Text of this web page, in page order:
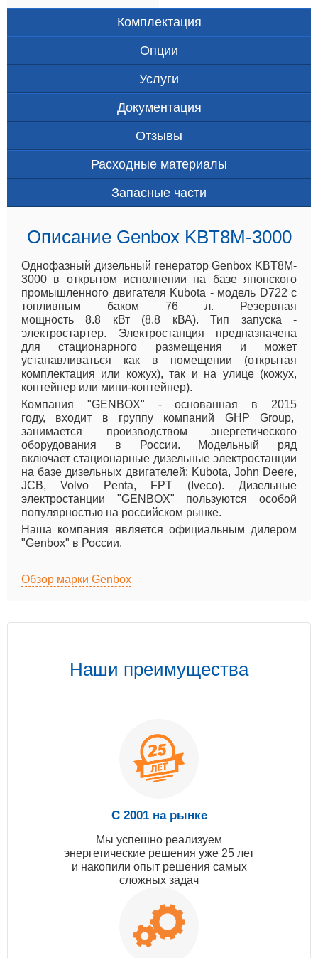
Комплектация
Опции
Услуги
Документация
Отзывы
Расходные материалы
Запасные части
Описание Genbox KBT8M-3000
Однофазный дизельный генератор Genbox KBT8M-
3000 в открытом исполнении на базе японского
промышленного двигателя Kubota - модель D722 с
топливным баком 76 л. Резервная
мощность 8.8 кВт (8.8 кВА). Тип запуска -
электростартер. Электростанция предназначена
для стационарного размещения и может
устанавливаться как в помещении (открытая
комплектация или кожух), так и на улице (кожух,
контейнер или мини-контейнер).
Компания "GENBOX" - основанная в 2015
году, входит в группу компаний GHP Group,
занимается производством энергетического
оборудования в России. Модельный ряд
включает стационарные дизельные электростанции
на базе дизельных двигателей: Kubota, John Deere,
JCB, Volvo Penta, FPT (Iveco). Дизельные
электростанции "GENBOX" пользуются особой
популярностью на российском рынке.
Наша компания является официальным дилером
"Genbox" в России.
Обзор марки Genbox
Наши преимущества
С 2001 на рынке
Мы успешно реализуем
энергетические решения уже 25 лет
и накопили опыт решения самых
сложных задач